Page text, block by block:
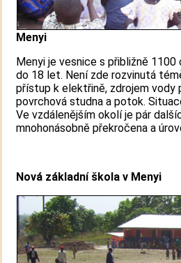
Menyi
Menyi je vesnice s přibližně
do 18 let. Není zde rozvinutá
přístup k elektřině, zdrojem vody
povrchová studna a potok.
Ve vzdálenějším okolí je pár
mnohonásobně překročena a
Nová základní škola v Menyi